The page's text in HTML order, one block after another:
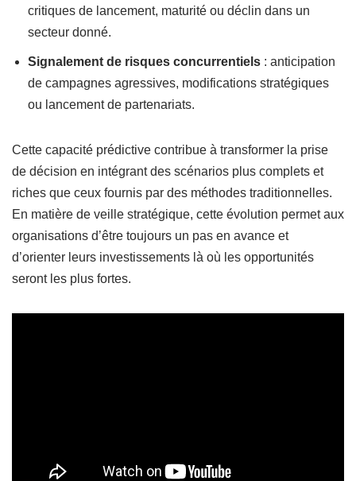
critiques de lancement, maturité ou déclin dans un
secteur donné.
Signalement de risques concurrentiels : anticipation
de campagnes agressives, modifications stratégiques
ou lancement de partenariats.
Cette capacité prédictive contribue à transformer la prise
de décision en intégrant des scénarios plus complets et
riches que ceux fournis par des méthodes traditionnelles.
En matière de veille stratégique, cette évolution permet aux
organisations d’être toujours un pas en avance et
d’orienter leurs investissements là où les opportunités
seront les plus fortes.